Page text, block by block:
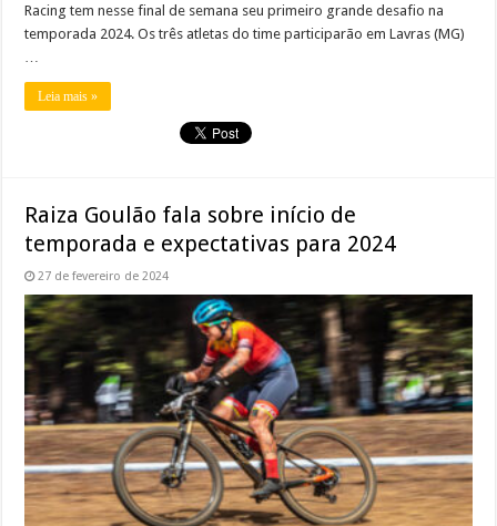
Racing tem nesse final de semana seu primeiro grande desafio na
temporada 2024. Os três atletas do time participarão em Lavras (MG)
Leia mais »
Raiza Goulão fala sobre início de
temporada e expectativas para 2024
27 de fevereiro de 2024